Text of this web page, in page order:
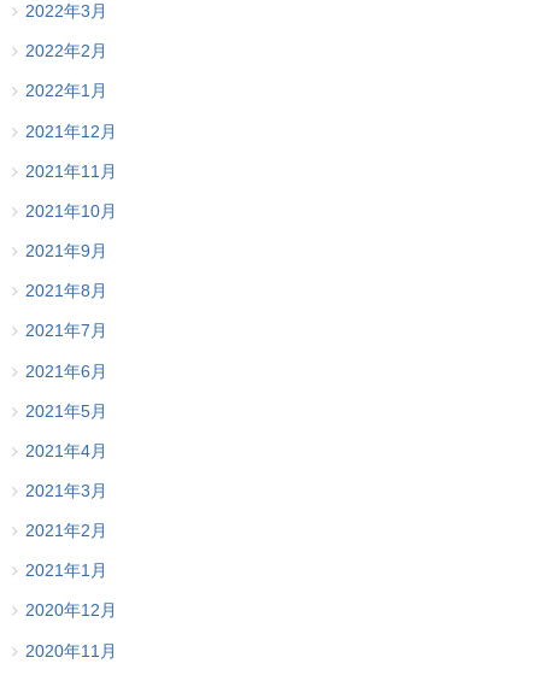
2022年3月
2022年2月
2022年1月
2021年12月
2021年11月
2021年10月
2021年9月
2021年8月
2021年7月
2021年6月
2021年5月
2021年4月
2021年3月
2021年2月
2021年1月
2020年12月
2020年11月